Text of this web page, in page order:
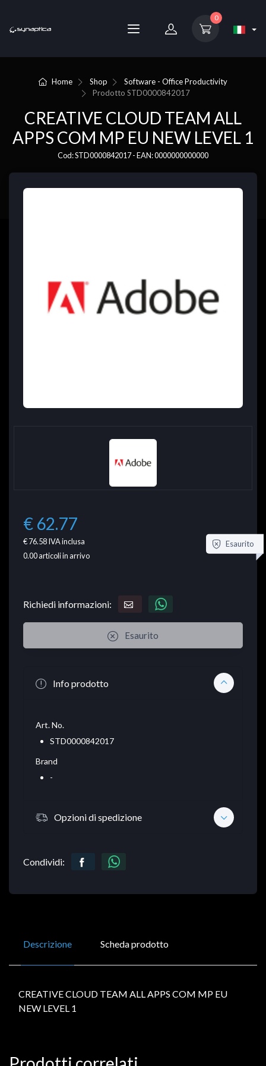
0
Home Shop
Software - Office Productivity
ProdottoSTD0000842017
CREATIVE CLOUD TEAM ALL
APPS COM MP EU NEW LEVEL 1
Cod: STD0000842017 - EAN: 0000000000000
€ 62.77
€ 76.58IVA inclusa
0.00articoli in arrivo
Esaurito
Richiedi informazioni:
Esaurito
Info prodotto
Art. No.
STD0000842017
Brand
-
Opzioni di spedizione
Condividi:
Descrizione Scheda prodotto
CREATIVE CLOUD TEAM ALL APPS COM MP EU
NEW LEVEL 1